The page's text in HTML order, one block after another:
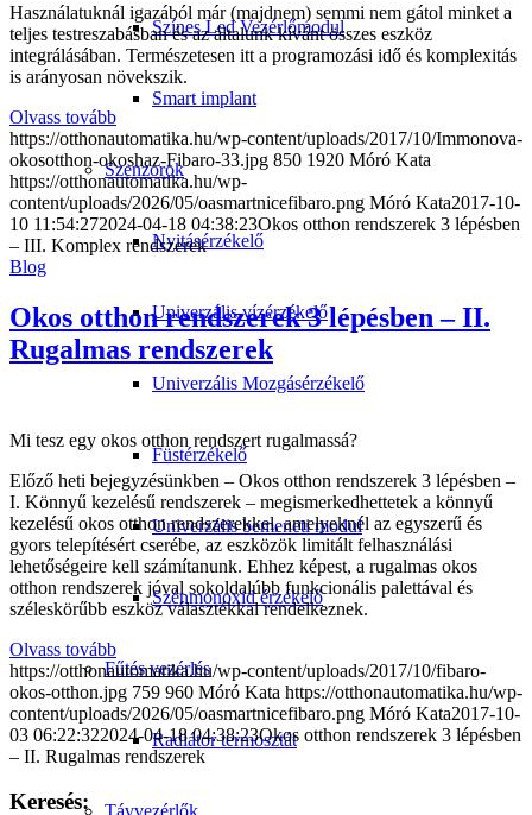
Színes Led Vezérlőmodul
Smart implant
Szenzorok
Nyitásérzékelő
Univerzális vízérzékelő
Univerzális Mozgásérzékelő
Füstérzékelő
Univerzális bemeneti modul
Szénmonoxid érzékelő
Fűtés vezérlés
Radiátor termosztát
Távvezérlők
Használatuknál igazából már (majdnem) semmi nem gátol minket a
teljes testreszabásban és az általunk kívánt összes eszköz
integrálásában. Természetesen itt a programozási idő és komplexitás
is arányosan növekszik.
Olvass tovább
https://otthonautomatika.hu/wp-content/uploads/2017/10/Immonova-
okosotthon-okoshaz-Fibaro-33.jpg 850 1920 Móró Kata
https://otthonautomatika.hu/wp-
content/uploads/2026/05/oasmartnicefibaro.png Móró Kata2017-10-
10 11:54:272024-04-18 04:38:23Okos otthon rendszerek 3 lépésben
– III. Komplex rendszerek
Blog
Okos otthon rendszerek 3 lépésben – II.
Rugalmas rendszerek
Mi tesz egy okos otthon rendszert rugalmassá?
Előző heti bejegyzésünkben – Okos otthon rendszerek 3 lépésben –
I. Könnyű kezelésű rendszerek – megismerkedhettetek a könnyű
kezelésű okos otthon rendszerekkel, amelyeknél az egyszerű és
gyors telepítésért cserébe, az eszközök limitált felhasználási
lehetőségeire kell számítanunk. Ehhez képest, a rugalmas okos
otthon rendszerek jóval sokoldalúbb funkcionális palettával és
széleskörűbb eszköz választékkal rendelkeznek.
Olvass tovább
https://otthonautomatika.hu/wp-content/uploads/2017/10/fibaro-
okos-otthon.jpg 759 960 Móró Kata https://otthonautomatika.hu/wp-
content/uploads/2026/05/oasmartnicefibaro.png Móró Kata2017-10-
03 06:22:322024-04-18 04:38:23Okos otthon rendszerek 3 lépésben
– II. Rugalmas rendszerek
Keresés: